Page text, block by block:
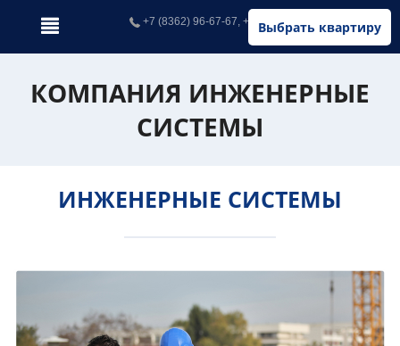
Выбрать квартиру
+7 (8362) 96-67-67, +7 (902) 326-67-67
КОМПАНИЯ ИНЖЕНЕРНЫЕ
СИСТЕМЫ
ИНЖЕНЕРНЫЕ СИСТЕМЫ